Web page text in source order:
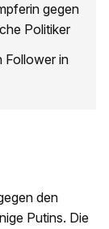
gegen
Politiker
Follower in
den
Putins. Die